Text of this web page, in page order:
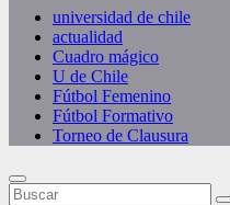
universidad de chile
actualidad
Cuadro mágico
U de Chile
Fútbol Femenino
Fútbol Formativo
Torneo de Clausura